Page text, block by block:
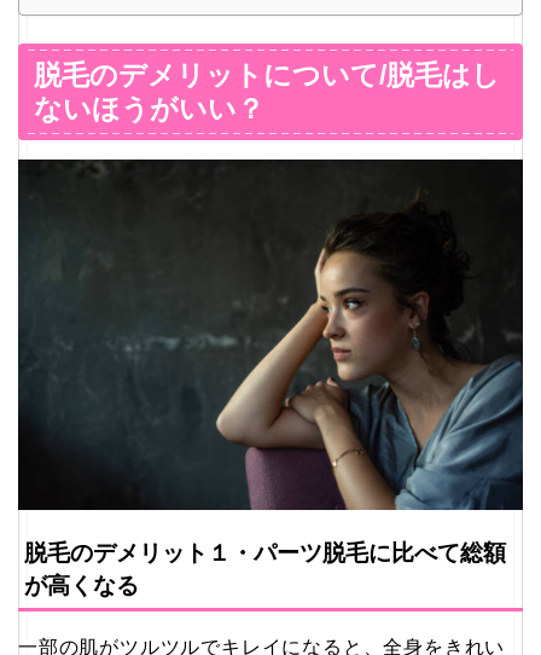
脱毛のデメリットについて/脱毛はし
ないほうがいい？
脱毛のデメリット１・パーツ脱毛に比べて総額
が高くなる
一部の肌がツルツルでキレイになると、全身をきれい